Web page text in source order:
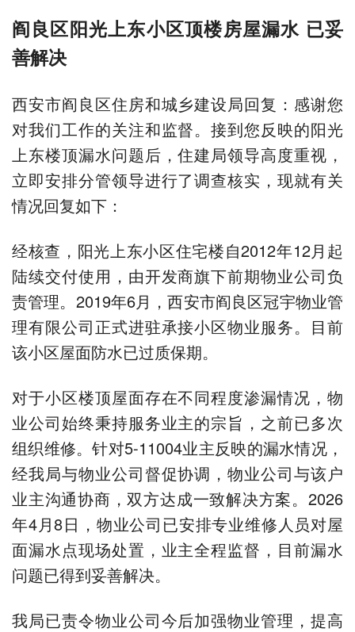
阎良区阳光上东小区顶楼房屋漏水 已妥
善解决
西安市阎良区住房和城乡建设局回复：感谢您
对我们工作的关注和监督。接到您反映的阳光
上东楼顶漏水问题后，住建局领导高度重视，
立即安排分管领导进行了调查核实，现就有关
情况回复如下：
经核查，阳光上东小区住宅楼自2012年12月起
陆续交付使用，由开发商旗下前期物业公司负
责管理。2019年6月，西安市阎良区冠宇物业管
理有限公司正式进驻承接小区物业服务。目前
该小区屋面防水已过质保期。
对于小区楼顶屋面存在不同程度渗漏情况，物
业公司始终秉持服务业主的宗旨，之前已多次
组织维修。针对5-11004业主反映的漏水情况，
经我局与物业公司督促协调，物业公司与该户
业主沟通协商，双方达成一致解决方案。2026
年4月8日，物业公司已安排专业维修人员对屋
面漏水点现场处置，业主全程监督，目前漏水
问题已得到妥善解决。
我局已责令物业公司今后加强物业管理，提高